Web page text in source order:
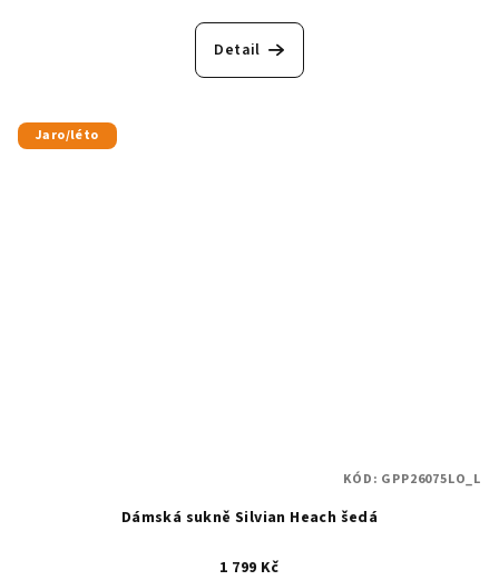
Detail
Jaro/léto
Dámská sukně Silvian Heach šedá
1 799 Kč
KÓD: GPP26075LO_L